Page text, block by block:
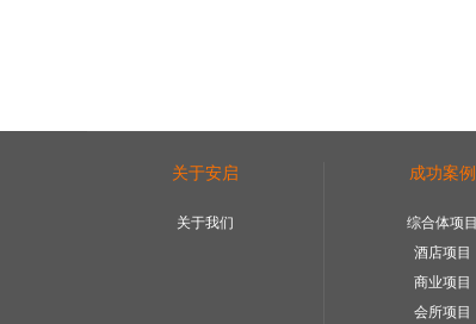
关于安启
关于我们
成功案例
综合体项目
酒店项目
商业项目
会所项目